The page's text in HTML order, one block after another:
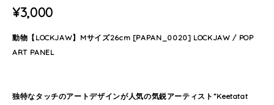
¥3,000
動物【LOCKJAW】Mサイズ26cm [PAPAN_0020] LOCKJAW / POP
ART PANEL
独特なタッチのアートデザインが人気の気鋭アーティスト”Keetatat